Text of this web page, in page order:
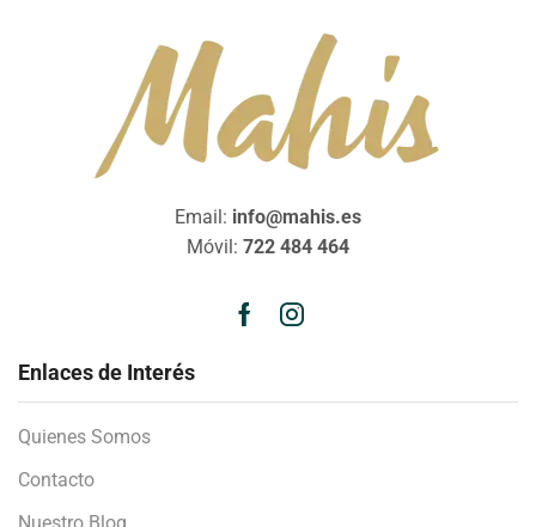
Email: info@mahis.es
Móvil: 722 484 464
Enlaces de Interés
Quienes Somos
Contacto